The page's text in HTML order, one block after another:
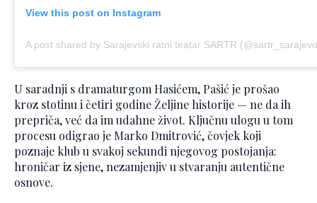
View this post on Instagram
A post shared by Sarajevski ratni teatar SARTR
U saradnji s dramaturgom Hasićem, Pašić je prošao
kroz stotinu i četiri godine Željine historije — ne da ih
prepriča, već da im udahne život. Ključnu ulogu u tom
procesu odigrao je Marko Dmitrović, čovjek koji
poznaje klub u svakoj sekundi njegovog postojanja:
hroničar iz sjene, nezamjenjiv u stvaranju autentične
osnove.